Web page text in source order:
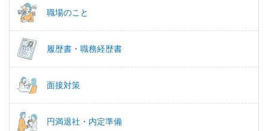
職場のこと
履歴書・職務経歴書
面接対策
円満退社・内定準備